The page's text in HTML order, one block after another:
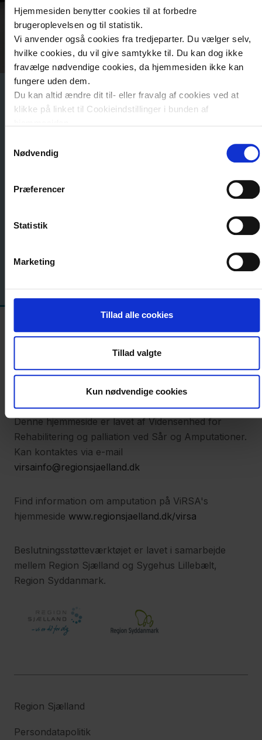
Hjemmesiden benytter cookies til at forbedre
brugeroplevelsen og til statistik.
Vi anvender også cookies fra tredjeparter. Du vælger selv,
hvilke cookies, du vil give samtykke til. Du kan dog ikke
fravælge nødvendige cookies, da hjemmesiden ikke kan
fungere uden dem.
Du kan altid ændre dit til- eller fravalg af cookies ved at
klikke på linket til Cookieindstillinger i bunden af
Læs mere om brugen af cookies på vores hjemmeside ved
Læs mere om vores behandling af personoplysningerher.
Nødvendig
Præferencer
Statistik
Marketing
Tillad alle cookies
Tillad valgte
Kun nødvendige cookies
kan skrive spørgsmål og tanker ned
Denne hjemmeside er lavet af Vidensenhed for
Rehabilitering og palliation ved Sår og Amputationer.
Kan kontaktes via e-mail
virsainfo@regionsjaelland.dk
Find information om amputation på ViRSA's
hjemmeside www.regionsjaelland.dk/virsa
Beslutningsstøtteværktøjet er lavet i samarbejde
mellem Region Sjælland og Sygehus Lillebælt,
Region Syddanmark.
Region Sjælland
Persondatapolitik